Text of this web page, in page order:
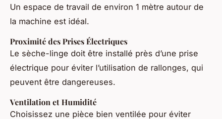
Un espace de travail de environ 1 mètre autour de
la machine est idéal.
Proximité des Prises Électriques
Le sèche-linge doit être installé près d’une prise
électrique pour éviter l’utilisation de rallonges, qui
peuvent être dangereuses.
Ventilation et Humidité
Choisissez une pièce bien ventilée pour éviter